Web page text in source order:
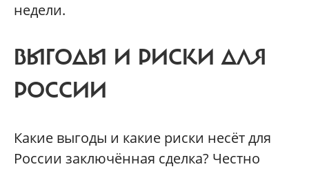
недели.
ВЫГОДЫ И РИСКИ ДЛЯ
РОССИИ
Какие выгоды и какие риски несёт для
России заключённая сделка? Честно